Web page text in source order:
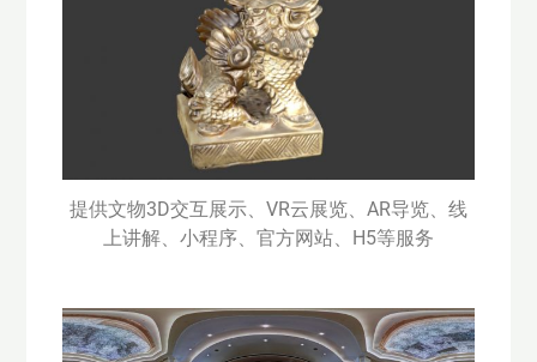
提供文物3D交互展示、VR云展览、AR导览、线
上讲解、小程序、官方网站、H5等服务